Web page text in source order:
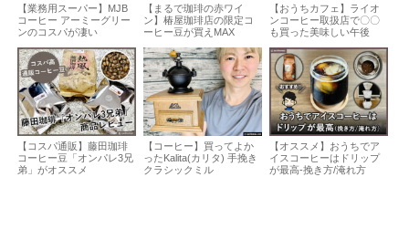
【業務用スーパー】MJB
コーヒー アーミーグリー
ンのコスパが凄い
【まるで珈琲の赤ワイ
ン】椿屋珈琲店の限定コ
ーヒー豆が買えMAX
【おうちカフェ】ライオ
ンコーヒー取扱店で〇〇
も買った美味しい午後
【コスパ通販】藤田珈琲
コーヒー豆「オンパレ3兄
弟」がオススメ
【コーヒー】買ってよか
ったKalita(カリタ) 手挽き
クラシックミル
【オススメ】おうちでア
イスコーヒーはドリップ
が最高-挽き方/淹れ方